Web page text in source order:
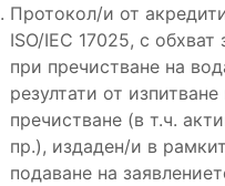
Протокол/и от
ISO/IEC 17025, с
при пречистване на
резултати от
пречистване (в т.ч.
пр.), издаден/и в
подаване на